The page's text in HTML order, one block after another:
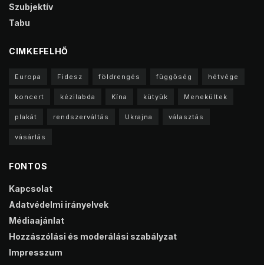
Szubjektív
Tabu
CIMKEFELHŐ
Europa Fidesz földrengés függőség hétvége
koncert kézilabda Kína kütyük Menekültek
plakát rendszerváltás Ukrajna választás
vásárlás
FONTOS
Kapcsolat
Adatvédelmi irányelvek
Médiaajánlat
Hozzászólási és moderálási szabályzat
Impresszum